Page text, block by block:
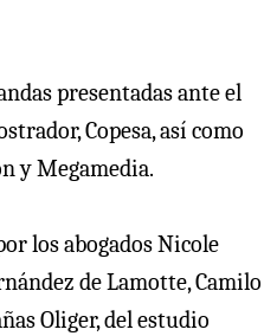
presentadas ante el
Copesa, así como
y Megamedia.
los abogados Nicole
de Lamotte, Camilo
Oliger, del estudio